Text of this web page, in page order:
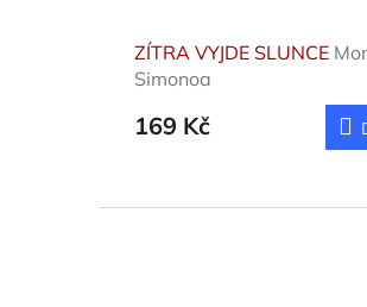
ZÍTRA VYJDE SLUNCE
Simonoa
169 Kč